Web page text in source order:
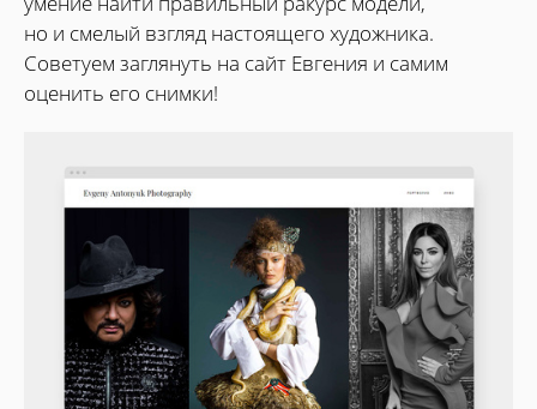
но и смелый взгляд настоящего художника.
Советуем заглянуть на сайт Евгения и самим
оценить его снимки!